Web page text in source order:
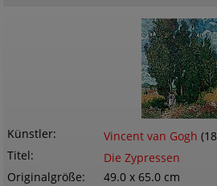
Künstler Vincent van Gogh
Titel
Die Zypressen
Originalgröße
49.0 x 65.0 cm